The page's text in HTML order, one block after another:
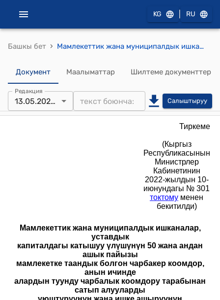
KG RU
Башкы бет › Мамлекеттик жана муниципалдык ишканалар, уставдык капиталдагы катышуу үлүшүнүн 50 жана андан ашык пайызы мамлекетке таандык болгон чарбакер коомдор, анын ичинде алардын туунду чарбалык коомдору тарабынан сатып алууларды уюштуруунун жана ишке ашыруунун (Кыргыз Республикасынын Министрлер Кабинетинин 2022-жылдын 10-июнундагы № 301 токтому менен бекитилди) Типтүү тартиби
Документ Маалыматтар Шилтеме документтер
Редакция
13.05.2026 №340 Салыштыруу